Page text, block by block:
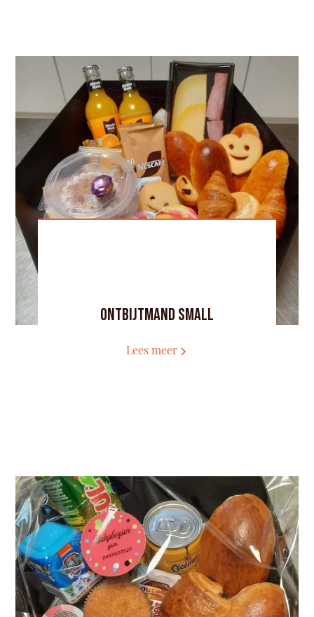
Ontbijtmand small
Lees meer